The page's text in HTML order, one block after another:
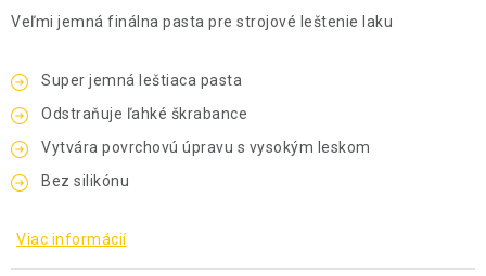
Veľmi jemná finálna pasta pre strojové leštenie laku
Super jemná leštiaca pasta
Odstraňuje ľahké škrabance
Vytvára povrchovú úpravu s vysokým leskom
Bez silikónu
Viac informácií